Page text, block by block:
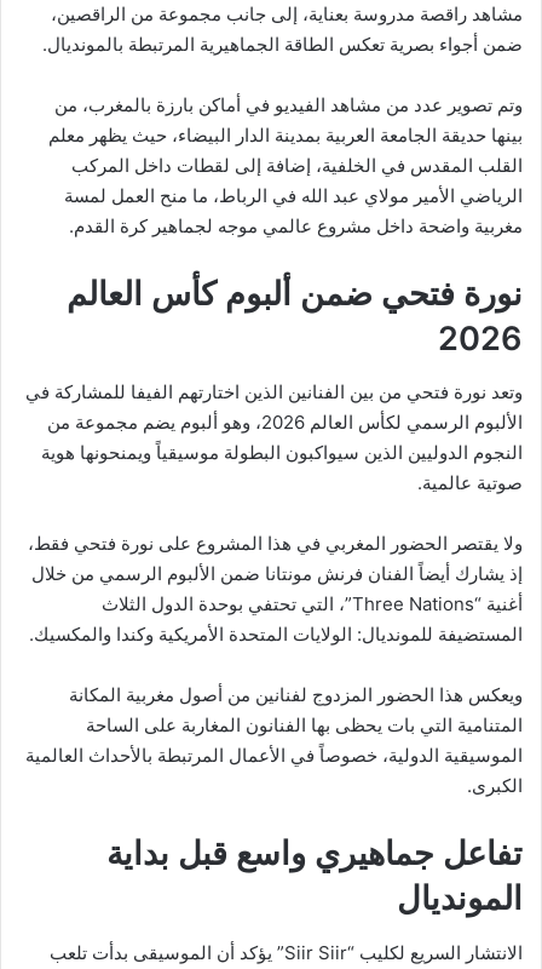
مشاهد راقصة مدروسة بعناية، إلى جانب مجموعة من الراقصين،
ضمن أجواء بصرية تعكس الطاقة الجماهيرية المرتبطة بالمونديال.
‏وتم تصوير عدد من مشاهد الفيديو في أماكن بارزة بالمغرب، من
بينها حديقة الجامعة العربية بمدينة الدار البيضاء، حيث يظهر معلم
القلب المقدس في الخلفية، إضافة إلى لقطات داخل المركب
الرياضي الأمير مولاي عبد الله في الرباط، ما منح العمل لمسة
مغربية واضحة داخل مشروع عالمي موجه لجماهير كرة القدم.
نورة فتحي ضمن ألبوم كأس العالم
2026
‏وتعد نورة فتحي من بين الفنانين الذين اختارتهم الفيفا للمشاركة في
الألبوم الرسمي لكأس العالم 2026، وهو ألبوم يضم مجموعة من
النجوم الدوليين الذين سيواكبون البطولة موسيقياً ويمنحونها هوية
صوتية عالمية.
‏ولا يقتصر الحضور المغربي في هذا المشروع على نورة فتحي فقط،
إذ يشارك أيضاً الفنان فرنش مونتانا ضمن الألبوم الرسمي من خلال
أغنية “Three Nations”، التي تحتفي بوحدة الدول الثلاث
المستضيفة للمونديال: الولايات المتحدة الأمريكية وكندا والمكسيك.
‏ويعكس هذا الحضور المزدوج لفنانين من أصول مغربية المكانة
المتنامية التي بات يحظى بها الفنانون المغاربة على الساحة
الموسيقية الدولية، خصوصاً في الأعمال المرتبطة بالأحداث العالمية
الكبرى.
تفاعل جماهيري واسع قبل بداية
المونديال
‏الانتشار السريع لكليب “Siir Siir” يؤكد أن الموسيقى بدأت تلعب